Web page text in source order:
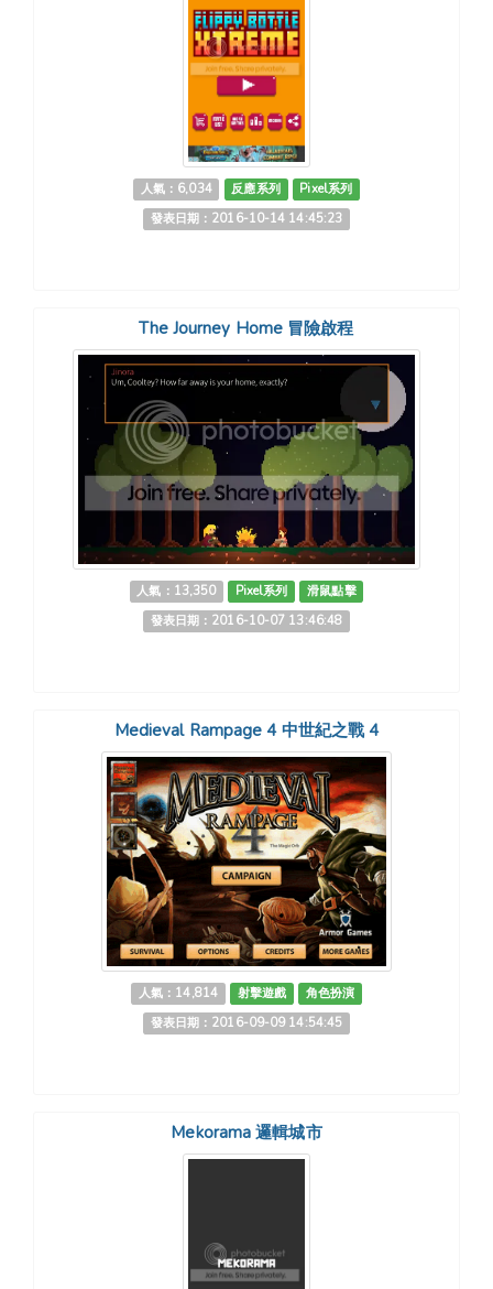
人氣：6,034 反應系列
Pixel系列
發表日期：2016-10-14 14:45:23
The Journey Home 冒險啟程
人氣：13,350 Pixel系列
滑鼠點擊
發表日期：2016-10-07 13:46:48
Medieval Rampage 4 中世紀之戰 4
人氣：14,814 射擊遊戲
角色扮演
發表日期：2016-09-09 14:54:45
Mekorama 邏輯城市